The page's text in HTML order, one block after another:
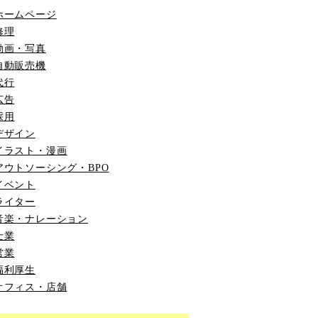
ームページ
理
画・写真
動販売機
行
告
用
ザイン
ラスト・漫画
ウトソーシング・BPO
ベント
イター
楽・ナレーション
業
業
利厚生
フィス・店舗